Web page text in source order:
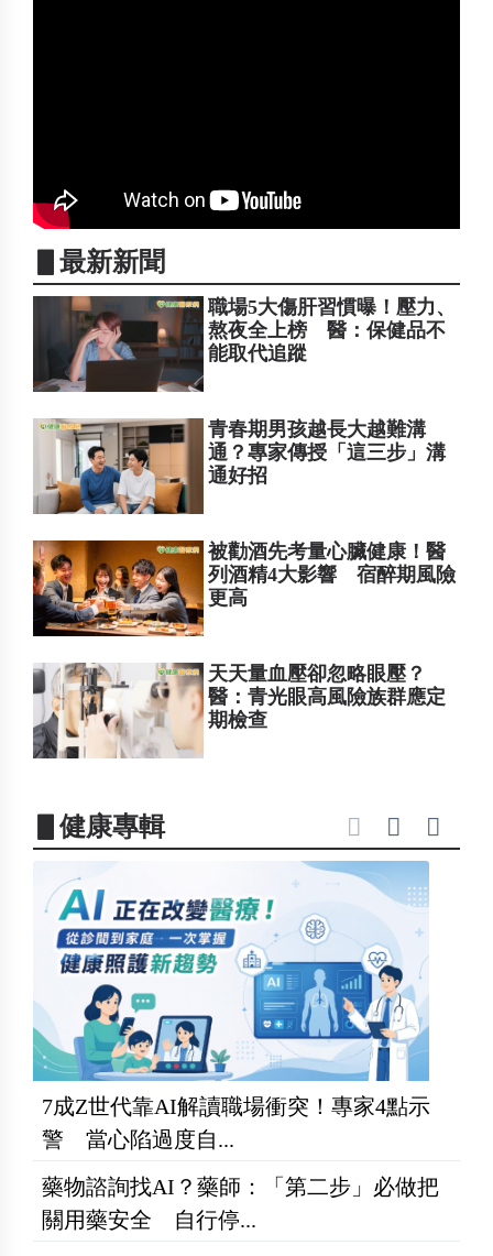
▋最新新聞
職場5大傷肝習慣曝！壓力、
熬夜全上榜 醫：保健品不
能取代追蹤
青春期男孩越長大越難溝
通？專家傳授「這三步」溝
通好招
被勸酒先考量心臟健康！醫
列酒精4大影響 宿醉期風險
更高
天天量血壓卻忽略眼壓？
醫：青光眼高風險族群應定
期檢查
▋健康專輯
7成Z世代靠AI解讀職場衝突！專家4點示
警 當心陷過度自...
藥物諮詢找AI？藥師：「第二步」必做把
關用藥安全 自行停...